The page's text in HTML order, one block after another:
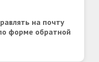
на почту
форме обратной